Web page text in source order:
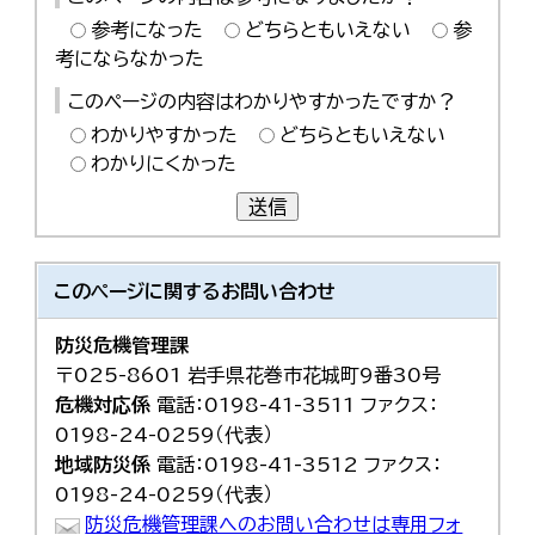
参考になった
どちらともいえない
参
考にならなかった
このページの内容はわかりやすかったですか？
わかりやすかった
どちらともいえない
わかりにくかった
送信
このページに関するお問い合わせ
防災危機管理課
〒025-8601 岩手県花巻市花城町9番30号
危機対応係 電話：0198-41-3511 ファクス：
0198-24-0259（代表）
地域防災係 電話：0198-41-3512 ファクス：
0198-24-0259（代表）
防災危機管理課へのお問い合わせは専用フォ